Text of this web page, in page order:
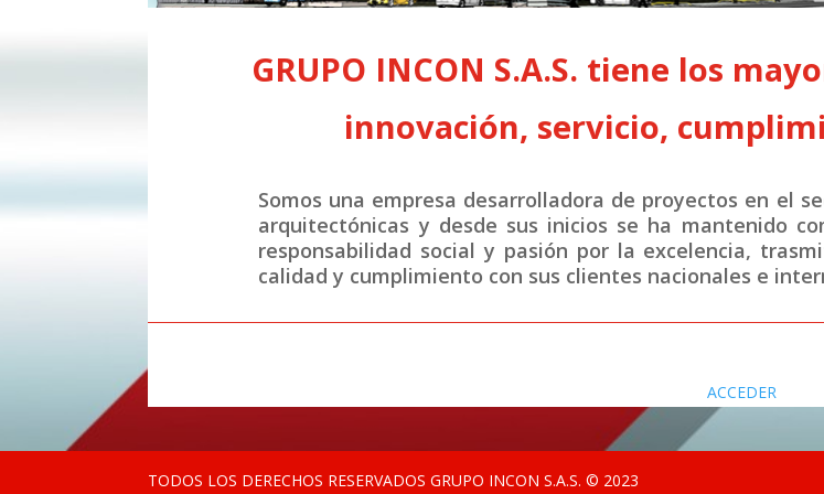
GRUPO INCON S.A.S. tiene los
innovación, servicio,
Somos una empresa desarrolladora de proyectos en el
arquitectónicas y desde sus inicios se ha mantenido
responsabilidad social y pasión por la excelencia,
calidad y cumplimiento con sus clientes nacionales e
ACCEDER
TODOS LOS DERECHOS RESERVADOS GRUPO INCON S.A.S. © 2023